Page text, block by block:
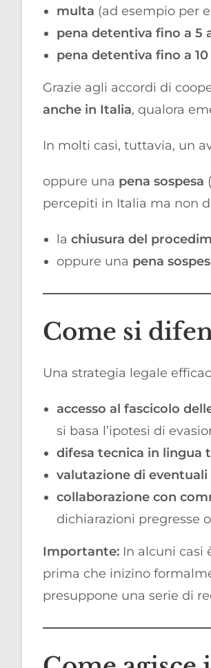
multa (ad esempio per
pena detentiva fino a 5
pena detentiva fino a
Grazie agli accordi di
anche in Italia, qualora
In molti casi, tuttavia, un
oppure una pena sospesa
percepiti in Italia ma non
la chiusura del
oppure una pena
Come si
Una strategia legale
accesso al fascicolo
si basa l’ipotesi di
difesa tecnica in lingua
valutazione di
collaborazione con
dichiarazioni pregresse
Importante: In alcuni casi
prima che inizino
presuppone una serie di